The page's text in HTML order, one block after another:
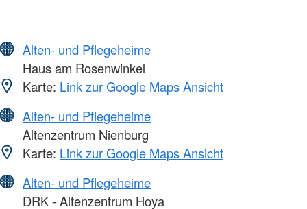
Alten- und Pflegeheime
Haus am Rosenwinkel
Karte: Link zur Google Maps Ansicht
Alten- und Pflegeheime
Altenzentrum Nienburg
Karte: Link zur Google Maps Ansicht
Alten- und Pflegeheime
DRK - Altenzentrum Hoya